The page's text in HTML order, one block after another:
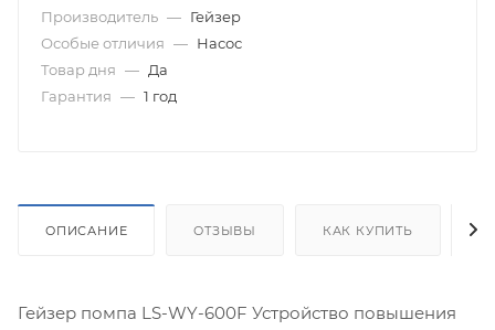
Производитель — Гейзер
Особые отличия — Насос
Товар дня — Да
Гарантия — 1 год
ОПИСАНИЕ ОТЗЫВЫ КАК КУПИТЬ
Гейзер помпа LS-WY-600F Устройство повышения